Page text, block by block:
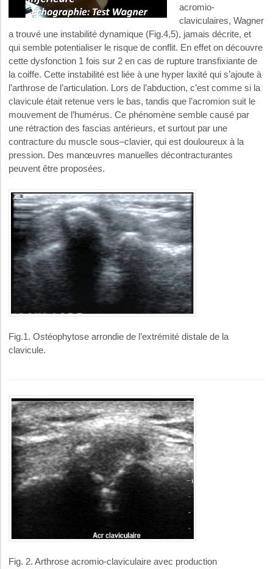
acromio-
claviculaires, Wagner
a trouvé une instabilité dynamique (Fig.4,5), jamais décrite, et
qui semble potentialiser le risque de conflit. En effet on découvre
cette dysfonction 1 fois sur 2 en cas de rupture transfixiante de
la coiffe. Cette instabilité est liée à une hyper laxité qui s’ajoute à
l’arthrose de l’articulation. Lors de l’abduction, c’est comme si la
clavicule était retenue vers le bas, tandis que l’acromion suit le
mouvement de l’humérus. Ce phénomène semble causé par
une rétraction des fascias antérieurs, et surtout par une
contracture du muscle sous–clavier, qui est douloureux à la
pression. Des manœuvres manuelles décontracturantes
peuvent être proposées.
Fig.1. Ostéophytose arrondie de l’extrémité distale de la
clavicule.
Fig. 2. Arthrose acromio-claviculaire avec production